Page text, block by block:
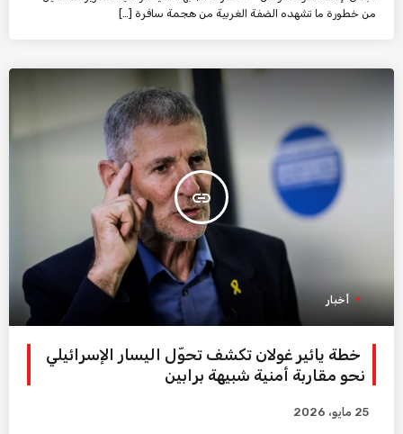
من خطورة ما تشهده الضفة الغربية من هجمة سافرة […]
insert_link
أخبار
خطة يائير غولان تكشف تحوّل اليسار الإسرائيلي
نحو مقاربة أمنية شبيهة برابين
25 مايو، 2026